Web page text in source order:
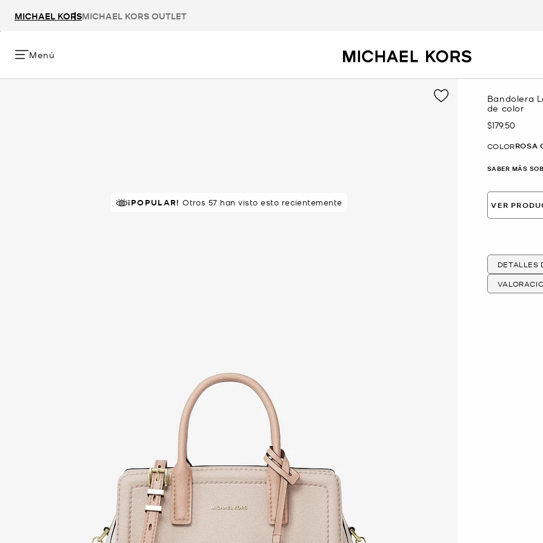
MICHAEL KORSMICHAEL KORS OUTLET
Menú
MEJOR VALORADO
¡POPULAR! Otros 57 han visto esto recientemente
Bandolera
de color
Ahora
$179.50
COLORROSA
SABER MÁS
VER
DETALLES